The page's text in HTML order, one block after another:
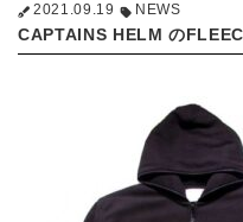
2021.09.19 NEWS
CAPTAINS HELM の